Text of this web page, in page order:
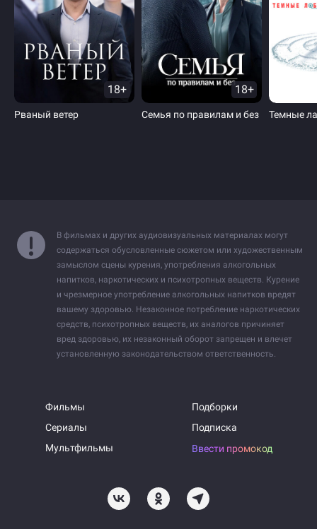
18+
Рваный ветер
18+
Семья по правилам и без
В фильмах и других аудиовизуальных материалах могут
содержаться обусловленные сюжетом или художественным
замыслом сцены курения, употребления алкогольных
напитков, наркотических и психотропных веществ. Курение
и чрезмерное употребление алкогольных напитков вредят
вашему здоровью. Незаконное потребление наркотических
средств, психотропных веществ, их аналогов причиняет
вред здоровью, их незаконный оборот запрещен и влечет
установленную законодательством ответственность.
Фильмы
Сериалы
Мультфильмы
Подборки
Подписка
Ввести промокод